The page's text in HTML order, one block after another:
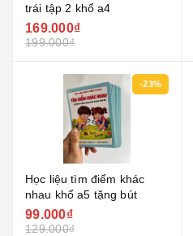
trái tập 2 khổ a4
169.000₫
199.000₫
-23%
Học liệu tìm điểm khác
nhau khổ a5 tặng bút
99.000₫
129.000₫